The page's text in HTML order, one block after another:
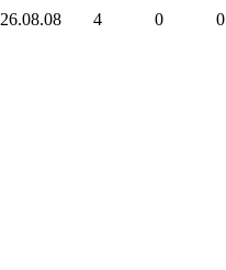
26.08.08 4 0 0